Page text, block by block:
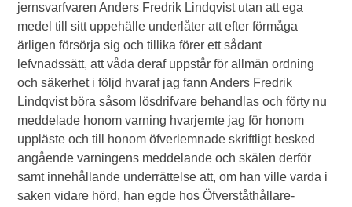
jernsvarfvaren Anders Fredrik Lindqvist utan att ega
medel till sitt uppehälle underlåter att efter förmåga
ärligen försörja sig och tillika förer ett sådant
lefvnadssätt, att våda deraf uppstår för allmän ordning
och säkerhet i följd hvaraf jag fann Anders Fredrik
Lindqvist böra såsom lösdrifvare behandlas och förty nu
meddelade honom varning hvarjemte jag för honom
uppläste och till honom öfverlemnade skriftligt besked
angående varningens meddelande och skälen derför
samt innehållande underrättelse att, om han ville varda i
saken vidare hörd, han egde hos Öfverståthållare-